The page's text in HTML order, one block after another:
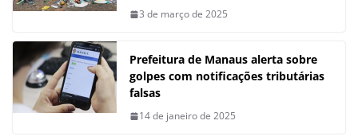
3 de março de 2025
Prefeitura de Manaus alerta sobre
golpes com notificações tributárias
falsas
14 de janeiro de 2025